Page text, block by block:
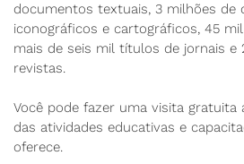
documentos textuais, 3 milhões de
iconográficos e cartográficos, 45
mais de seis mil títulos de jornais
revistas.
Você pode fazer uma visita gratuita
das atividades educativas e
oferece.